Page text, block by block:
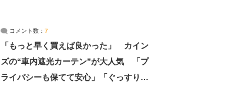
コメント数： 7
「もっと早く買えば良かった」 カイン
ズの“車内遮光カーテン”が大人気 「プ
ライバシーも保てて安心」「ぐっすり眠